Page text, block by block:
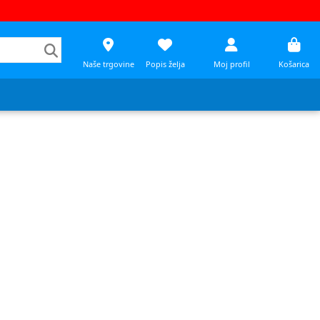
Naše trgovine Popis želja Moj profil Košarica